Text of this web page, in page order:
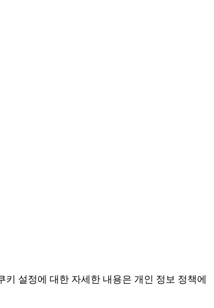
설정에 대한 자세한 내용은 개인 정보 정책에